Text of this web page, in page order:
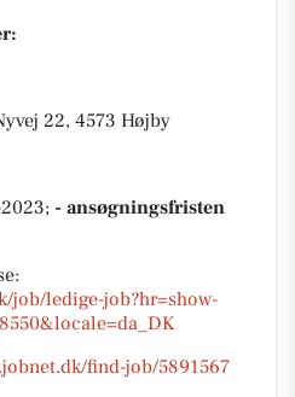
22, 4573 Højby
- ansøgningsfristen
job/ledige-job?hr=show-
find-job/5891567